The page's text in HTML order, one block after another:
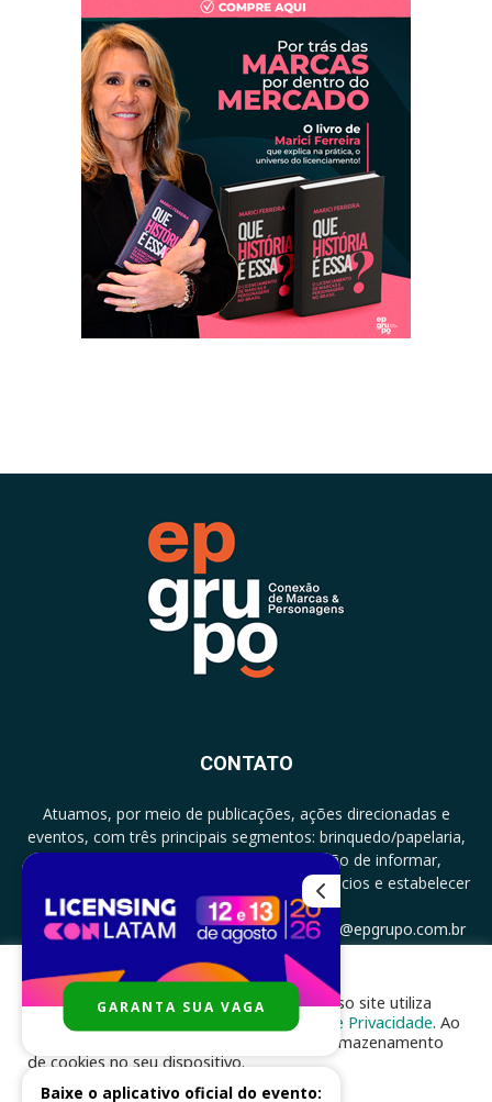
CONTATO
Atuamos, por meio de publicações, ações direcionadas e
eventos, com três principais segmentos: brinquedo/papelaria,
licenciamento e zero a três com a missão de informar,
documentar, proporcionar encontro de negócios e estabelecer
parcerias.
CONTATO: +5511994513097 - atendimento@epgrupo.com.br
SIGA-NOS
Para melhor experiência e navegação, nosso site utiliza
cookies, de acordo com a nossa
Política de Privacidade. Ao
clicar em “aceito”, você concorda com o armazenamento
de cookies no seu dispositivo.
GARANTA SUA VAGA
Baixe o aplicativo oficial do evento: